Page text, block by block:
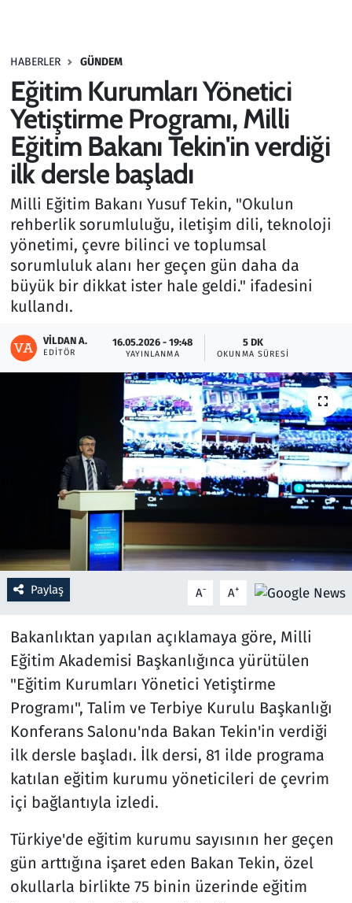
HABERLER GÜNDEM
Eğitim Kurumları Yönetici
Yetiştirme Programı, Milli
Eğitim Bakanı Tekin'in verdiği
ilk dersle başladı
Milli Eğitim Bakanı Yusuf Tekin, "Okulun
rehberlik sorumluluğu, iletişim dili, teknoloji
yönetimi, çevre bilinci ve toplumsal
sorumluluk alanı her geçen gün daha da
büyük bir dikkat ister hale geldi." ifadesini
kullandı.
VILDAN A.
EDITÖR
16.05.2026 - 19:48
YAYINLANMA
5 DK
OKUNMA SÜRESI
Paylaş A- A+
Bakanlıktan yapılan açıklamaya göre, Milli
Eğitim Akademisi Başkanlığınca yürütülen
"Eğitim Kurumları Yönetici Yetiştirme
Programı", Talim ve Terbiye Kurulu Başkanlığı
Konferans Salonu'nda Bakan Tekin'in verdiği
ilk dersle başladı. İlk dersi, 81 ilde programa
katılan eğitim kurumu yöneticileri de çevrim
içi bağlantıyla izledi.
Türkiye'de eğitim kurumu sayısının her geçen
gün arttığına işaret eden Bakan Tekin, özel
okullarla birlikte 75 binin üzerinde eğitim
Haber
Kültür Sanat
Kurumsal Haberler
Lezzet Durağı
Memur ve Kamu
Otomobil
Oyun
Ramazan
Resmi İlanlar
Rüya Tabirleri
Sağlık
Savunma Sanayi
Seçim 2023
Spor
Teknoloji ve Bilim
Televizyon